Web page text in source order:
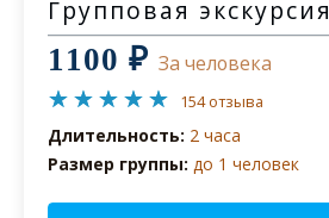
Групповая экскурсия
1100 ₽ За человека
154 отзыва
Длительность: 2 часа
Размер группы: до 1 человек